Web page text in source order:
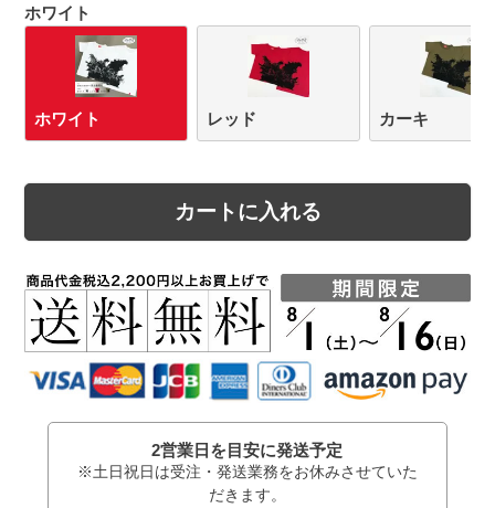
ホワイト
ホワイト レッド カーキ
カートに入れる
2営業日を目安に発送予定
※土日祝日は受注・発送業務をお休みさせていた
だきます。